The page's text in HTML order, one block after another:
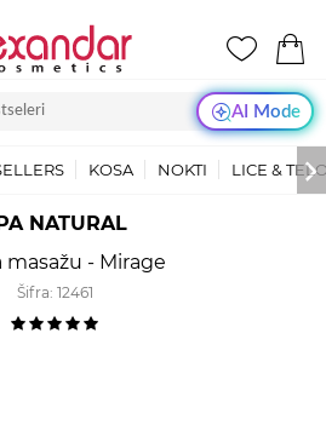
AI Mode
KOSA NOKTI LICE &
NATURAL
masažu - Mirage
Šifra: 12461